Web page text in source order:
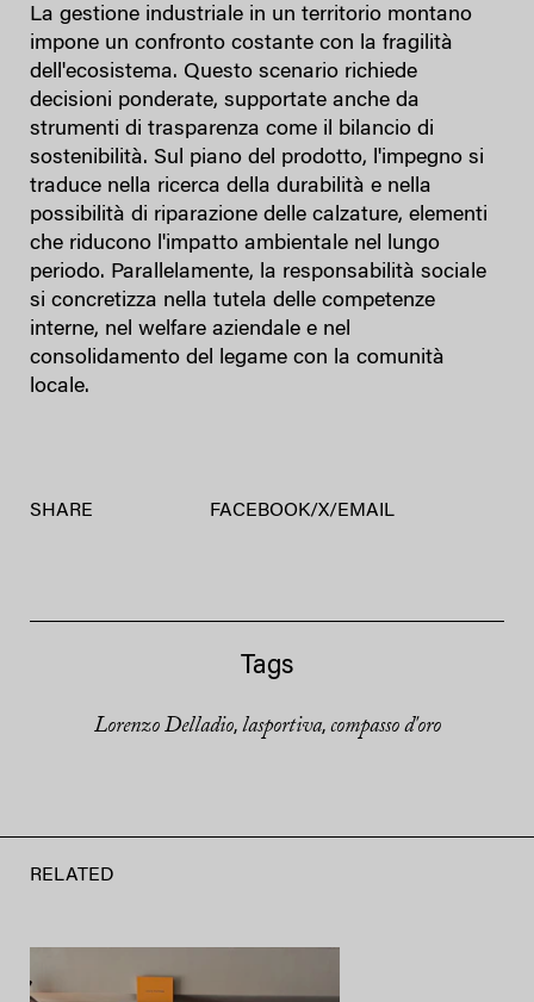
La gestione industriale in un territorio montano
impone un confronto costante con la fragilità
dell'ecosistema. Questo scenario richiede
decisioni ponderate, supportate anche da
strumenti di trasparenza come il bilancio di
sostenibilità. Sul piano del prodotto, l'impegno si
traduce nella ricerca della durabilità e nella
possibilità di riparazione delle calzature, elementi
che riducono l'impatto ambientale nel lungo
periodo. Parallelamente, la responsabilità sociale
si concretizza nella tutela delle competenze
interne, nel welfare aziendale e nel
consolidamento del legame con la comunità
locale.
SHARE FACEBOOK/X/ EMAIL
Tags
Lorenzo Delladio, lasportiva, compasso d'oro
RELATED